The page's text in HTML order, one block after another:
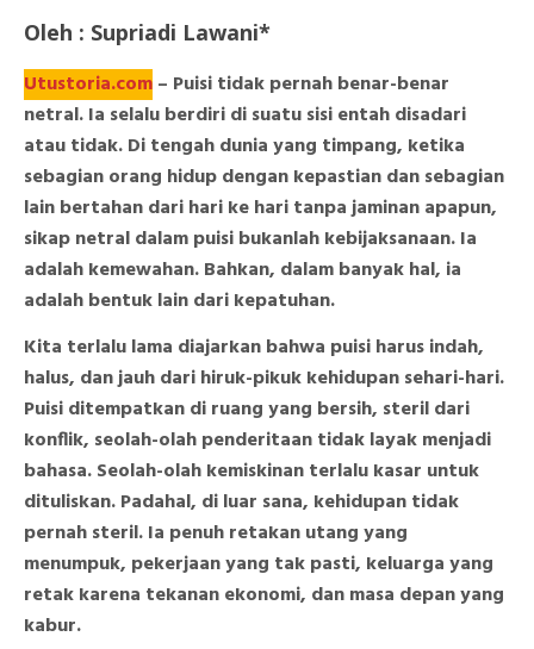
Oleh : Supriadi Lawani*
Utustoria.com– Puisi tidak pernah benar-benar
netral. Ia selalu berdiri di suatu sisi entah disadari
atau tidak. Di tengah dunia yang timpang, ketika
sebagian orang hidup dengan kepastian dan sebagian
lain bertahan dari hari ke hari tanpa jaminan apapun,
sikap netral dalam puisi bukanlah kebijaksanaan. Ia
adalah kemewahan. Bahkan, dalam banyak hal, ia
adalah bentuk lain dari kepatuhan.
Kita terlalu lama diajarkan bahwa puisi harus indah,
halus, dan jauh dari hiruk-pikuk kehidupan sehari-hari.
Puisi ditempatkan di ruang yang bersih, steril dari
konflik, seolah-olah penderitaan tidak layak menjadi
bahasa. Seolah-olah kemiskinan terlalu kasar untuk
dituliskan. Padahal, di luar sana, kehidupan tidak
pernah steril. Ia penuh retakan utang yang
menumpuk, pekerjaan yang tak pasti, keluarga yang
retak karena tekanan ekonomi, dan masa depan yang
kabur.